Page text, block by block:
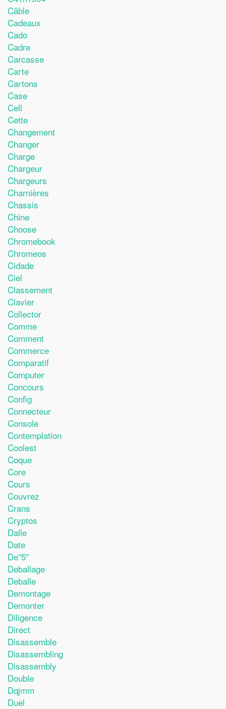
Câble
Cadeaux
Cado
Cadre
Carcasse
Carte
Cartons
Case
Cell
Cette
Changement
Changer
Charge
Chargeur
Chargeurs
Charnières
Chassis
Chine
Choose
Chromebook
Chromeos
Cidade
Ciel
Classement
Clavier
Collector
Comme
Comment
Commerce
Comparatif
Computer
Concours
Config
Connecteur
Console
Contemplation
Coolest
Coque
Core
Cours
Couvrez
Crans
Cryptos
Dalle
Date
De''5''
Deballage
Deballe
Demontage
Demonter
Diligence
Direct
Disassemble
Disassembling
Disassembly
Double
Dqjmm
Duel